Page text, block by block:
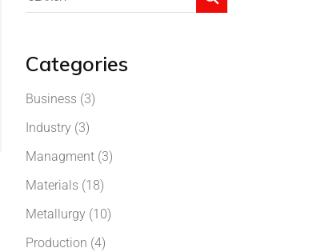
Categories
Business(3)
Industry(3)
Managment(3)
Materials(18)
Metallurgy(10)
Production (4)